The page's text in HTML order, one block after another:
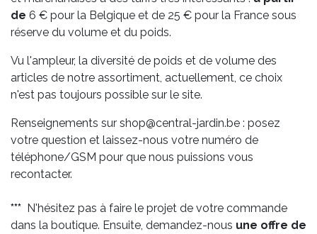
de 6 € pour la Belgique et de 25 € pour la France sous
réserve du volume et du poids.
Vu l'ampleur, la diversité de poids et de volume des
articles de notre assortiment, actuellement, ce choix
n'est pas toujours possible sur le site.
Renseignements sur shop@central-jardin.be : posez
votre question et laissez-nous votre numéro de
téléphone/GSM pour que nous puissions vous
recontacter.
*** N'hésitez pas à faire le projet de votre commande
dans la boutique. Ensuite, demandez-nous une offre de